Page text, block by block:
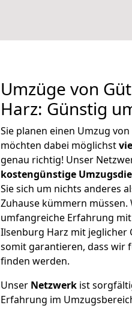
Umzüge von
Harz: Günstig
Sie planen einen Umzug
möchten dabei möglichst
genau richtig! Unser
kostengünstige
Sie sich um nichts anderes
Zuhause kümmern
umfangreiche Erfahrung
Ilsenburg Harz mit
somit garantieren, dass wir
finden werden.
Unser Netzwerk ist
Erfahrung im